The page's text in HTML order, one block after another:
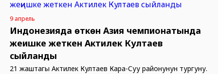
9 апрель
Индонезияда өткөн Азия чемпионатында
жеңишке жеткен Актилек Култаев
сыйланды
21 жаштагы Актилек Култаев Кара-Суу районунун тургуну.